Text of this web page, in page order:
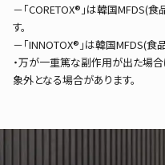
－「CORETOX®」は韓国MFDS(
す。
－「INNOTOX®」は韓国MFDS(
・万が一重篤な副作用が出た場
象外となる場合があります。